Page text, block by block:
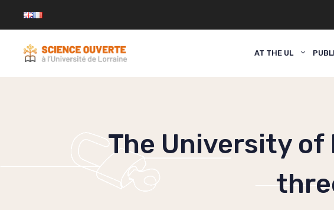
AT THE UL
The University of